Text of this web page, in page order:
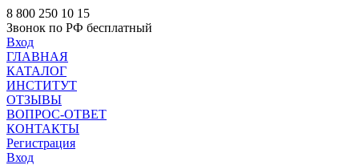
8 800 250 10 15
Звонок по РФ бесплатный
Вход
ГЛАВНАЯ
КАТАЛОГ
ИНСТИТУТ
ОТЗЫВЫ
ВОПРОС-ОТВЕТ
КОНТАКТЫ
Регистрация
Вход